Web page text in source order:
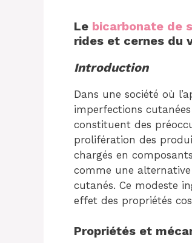
Le bicarbonate de
rides et cernes du
Introduction
Dans une société où
imperfections
constituent des
prolifération des
chargés en
comme une
cutanés. Ce modeste
effet des propriétés
Propriétés et